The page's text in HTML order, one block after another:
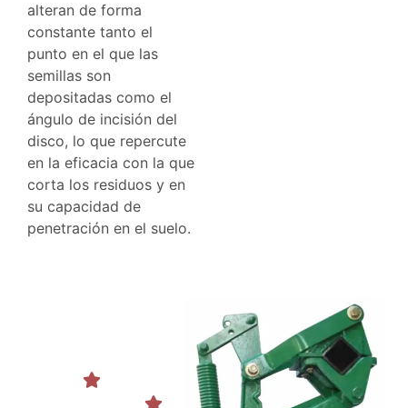
alteran de forma
constante tanto el
punto en el que las
semillas son
depositadas como el
ángulo de incisión del
disco, lo que repercute
en la eficacia con la que
corta los residuos y en
su capacidad de
penetración en el suelo.
Control de
profundidad
Tubos de descarga